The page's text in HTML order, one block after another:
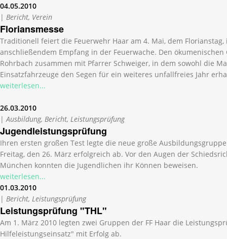
04.05.2010
| Bericht, Verein
Floriansmesse
Traditionell feiert die Feuerwehr Haar am 4. Mai, dem
anschließendem Empfang in der Feuerwache. Den
Rohrbach zusammen mit Pfarrer Schweiger, in dem sowohl die
Einsatzfahrzeuge den Segen für ein weiteres unfallfreies Jahr
weiterlesen...
26.03.2010
| Ausbildung, Bericht, Leistungsprüfung
Jugendleistungsprüfung
Ihren ersten großen Test legte die neue große
Freitag, den 26. März erfolgreich ab. Vor den Augen der
München konnten die Jugendlichen ihr Können beweisen.
weiterlesen...
01.03.2010
| Bericht, Leistungsprüfung
Leistungsprüfung "THL"
Am 1. März 2010 legten zwei Gruppen der FF Haar die
Hilfeleistungseinsatz" mit Erfolg ab.